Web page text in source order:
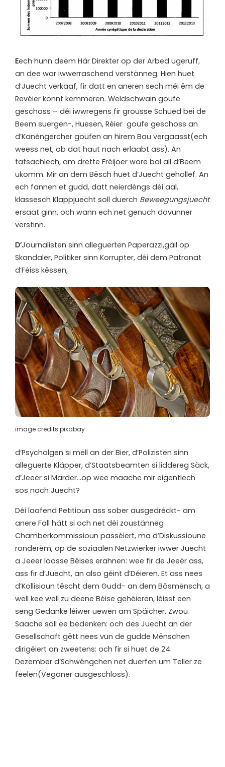
Eech hunn deem Här Direkter op der Arbed ugeruff,
an dee war iwwerraschend verstänneg. Hien huet
d’Juecht verkaaf, fir datt en aneren sech méi ëm de
Revéier konnt këmmeren. Wëldschwäin goufe
geschoss – déi iwwregens fir grousse Schued bei de
Beem suergen-, Huesen, Réier goufe geschoss an
d’Kanéngercher goufen an hirem Bau vergaasst(ech
weess net, ob dat haut nach erlaabt ass). An
tatsächlech, am drëtte Fréijoer wore bal all d’Beem
ukomm. Mir an dem Bësch huet d’Juecht gehollef. An
ech fannen et gudd, datt neierdéngs déi aal,
klassesch Klappjuecht soll duerch Beweegungsjuecht
ersaat ginn, och wann ech net genuch dovunner
verstinn.
D’Journalisten sinn alleguerten Paperazzi,gäil op
Skandaler, Politiker sinn Korrupter, déi dem Patronat
d’Féiss këssen,
image credits:pixabay
d’Psycholgen si mëll an der Bier, d’Polizisten sinn
alleguerte Kläpper, d’Staatsbeamten si liddereg Säck,
d’Jeeër si Märder…op wee maache mir eigentlech
sos nach Juecht?
Déi laafend Petitioun ass sober ausgedréckt- am
anere Fall hätt si och net déi zoustänneg
Chamberkommissioun passéiert, ma d’Diskussioune
ronderëm, op de soziaalen Netzwierker iwwer Juecht
a Jeeër loosse Béises erahnen: wee fir de Jeeër ass,
ass fir d’Juecht, an also géint d’Déieren. Et ass nees
d’Kollisioun tëscht dem Gudd- an dem Bösmënsch, a
well kee wëll zu deene Béise gehéieren, léisst een
seng Gedanke léiwer uewen am Späicher. Zwou
Saache soll ee bedenken: och des Juecht an der
Gesellschaft gëtt nees vun de gudde Mënschen
dirigéiert an zweetens: och fir si huet de 24.
Dezember d’Schwéngchen net duerfen um Teller ze
feelen(Veganer ausgeschloss).